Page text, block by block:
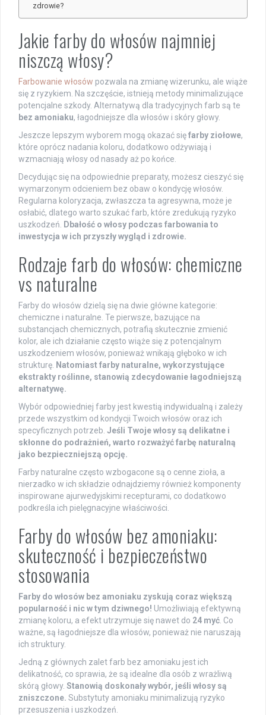
zdrowie?
Jakie farby do włosów najmniej
niszczą włosy?
Farbowanie włosów pozwala na zmianę wizerunku, ale wiąże
się z ryzykiem. Na szczęście, istnieją metody minimalizujące
potencjalne szkody. Alternatywą dla tradycyjnych farb są te
bez amoniaku, łagodniejsze dla włosów i skóry głowy.
Jeszcze lepszym wyborem mogą okazać sięfarby ziołowe,
które oprócz nadania koloru, dodatkowo odżywiają i
wzmacniają włosy od nasady aż po końce.
Decydując się na odpowiednie preparaty, możesz cieszyć się
wymarzonym odcieniem bez obaw o kondycję włosów.
Regularna koloryzacja, zwłaszcza ta agresywna, może je
osłabić, dlatego warto szukać farb, które zredukują ryzyko
uszkodzeń.
Dbałość o włosy podczas farbowania to
inwestycja w ich przyszły wygląd i zdrowie.
Rodzaje farb do włosów: chemiczne
vs naturalne
Farby do włosów dzielą się na dwie główne kategorie:
chemiczne i naturalne. Te pierwsze, bazujące na
substancjach chemicznych, potrafią skutecznie zmienić
kolor, ale ich działanie często wiąże się z potencjalnym
uszkodzeniem włosów, ponieważ wnikają głęboko w ich
strukturę. Natomiast farby naturalne, wykorzystujące
ekstrakty roślinne, stanowią zdecydowanie łagodniejszą
alternatywę.
Wybór odpowiedniej farby jest kwestią indywidualną i zależy
przede wszystkim od kondycji Twoich włosów oraz ich
specyficznych potrzeb. Jeśli Twoje włosy są delikatne i
skłonne do podrażnień, warto rozważyć farbę naturalną
jako bezpieczniejszą opcję.
Farby naturalne często wzbogacone są o cenne zioła, a
nierzadko w ich składzie odnajdziemy również komponenty
inspirowane ajurwedyjskimi recepturami, co dodatkowo
podkreśla ich pielęgnacyjne właściwości.
Farby do włosów bez amoniaku:
skuteczność i bezpieczeństwo
stosowania
Farby do włosów bez amoniaku zyskują coraz większą
popularność i nic w tym dziwnego! Umożliwiają efektywną
zmianę koloru, a efekt utrzymuje się nawet do 24 myć . Co
ważne, są łagodniejsze dla włosów, ponieważ nie naruszają
ich struktury.
Jedną z głównych zalet farb bez amoniaku jest ich
delikatność, co sprawia, że są idealne dla osób z wrażliwą
skórą głowy. Stanowią doskonały wybór, jeśli włosy są
zniszczone. Substytuty amoniaku minimalizują ryzyko
przesuszenia i uszkodzeń.